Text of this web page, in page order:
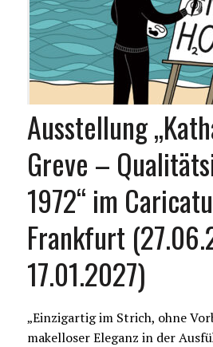
Ausstellung
Greve –
1972“ im
Frankfurt
17.01.2027)
„Einzigartig im Strich, ohne
makelloser Eleganz in der